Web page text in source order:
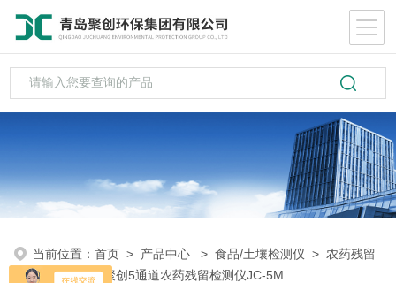
当前位置：首页 > 产品中心 >食品/土壤检测仪 > 农药残留
检测> 青岛聚创5通道农药残留检测仪JC-5M